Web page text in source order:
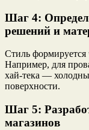
Шаг 4:
решений и
Стиль формируется
Например, для
хай-тека —
поверхности.
Шаг 5:
магазинов